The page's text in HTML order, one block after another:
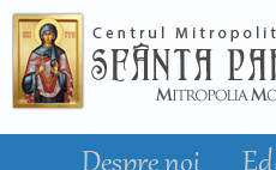
conţinutul
principal